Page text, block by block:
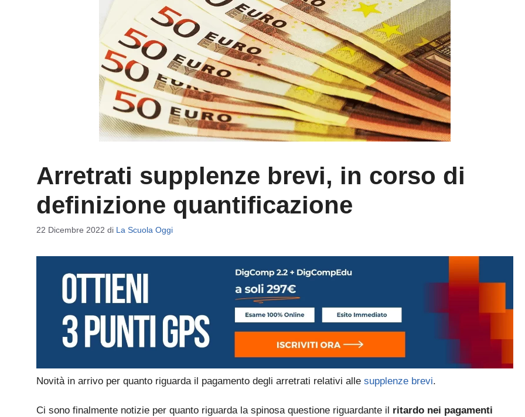
Arretrati supplenze brevi, in corso di
definizione quantificazione
22 Dicembre 2022 di La Scuola Oggi
Novità in arrivo per quanto riguarda il pagamento degli arretrati relativi alle supplenze brevi.
Ci sono finalmente notizie per quanto riguarda la spinosa questione riguardante il ritardo nei pagamenti